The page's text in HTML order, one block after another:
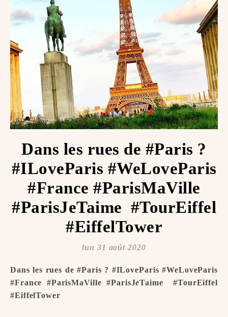
Dans les rues de #Paris ?
#ILoveParis #WeLoveParis
#France #ParisMaVille
#ParisJeTaime ️ #TourEiffel
#EiffelTower
lun 31 août 2020
Dans les rues de #Paris ? #ILoveParis #WeLoveParis
#France #ParisMaVille #ParisJeTaime ️ #TourEiffel
#EiffelTower